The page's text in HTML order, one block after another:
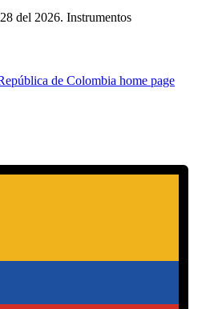
del 2026. Instrumentos
de Colombia home page